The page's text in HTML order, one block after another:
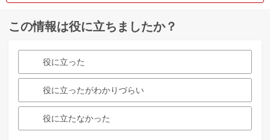
この情報は役に立ちましたか？
役に立った
役に立ったがわかりづらい
役に立たなかった